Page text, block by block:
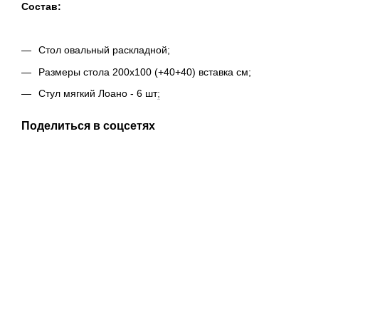
Состав:
Стол овальный раскладной;
Размеры стола 200х100 (+40+40) вставка см;
Стул мягкий Лоано - 6 шт;
Поделиться в соцсетях